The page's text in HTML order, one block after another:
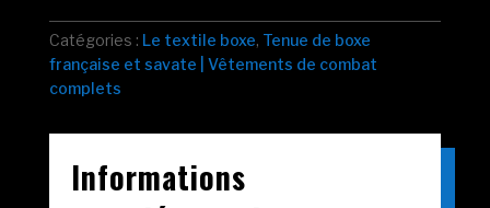
Catégories : Le textile boxe, Tenue de boxe
française et savate | Vêtements de combat
complets
Informations